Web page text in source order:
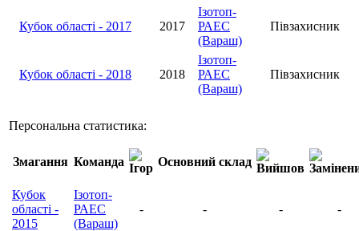
Кубок області - 2017 2017
Ізотоп-
РАЕС
(Вараш)
Півзахисник
Кубок області - 2018 2018
Ізотоп-
РАЕС
(Вараш)
Півзахисник
Персональна статистика:
Змагання Команда Основний склад
Кубок
області -
2015
Ізотоп-
РАЕС
(Вараш)
- - - -